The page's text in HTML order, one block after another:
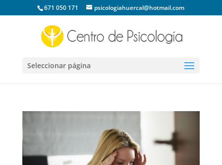
671 050 171 psicologiahuercal@hotmail.com
Seleccionar página